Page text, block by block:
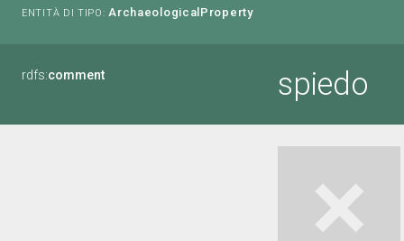
ENTITÀ DI TIPO: ArchaeologicalProperty
rdfs:comment spiedo